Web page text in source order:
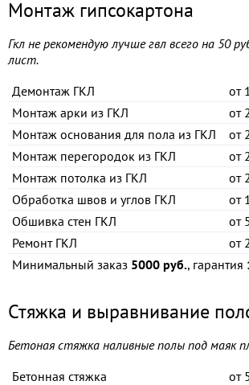
Монтаж гипсокартона
Гкл не рекомендую лучше гвл всего на 50
лист.
Демонтаж ГКЛ
от
Монтаж арки из ГКЛ
от
Монтаж основания для пола из ГКЛ
от
Монтаж перегородок из ГКЛ
от
Монтаж потолка из ГКЛ
от
Обработка швов и углов ГКЛ
от
Обшивка стен ГКЛ
от
Ремонт ГКЛ
от
Минимальный заказ 5000 руб., гарантия
Стяжка и выравнивание
Бетоная стяжка наливные полы под маяк
Бетонная стяжка
от